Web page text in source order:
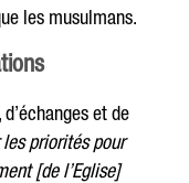
les musulmans.
et de
priorités pour
[de l’Eglise]